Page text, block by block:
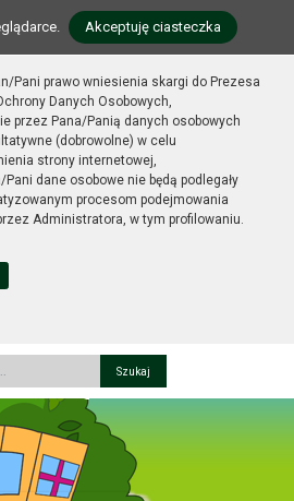
Akceptuję ciasteczka
Pani prawo wniesienia skargi do Prezesa
Danych Osobowych,
przez Pana/Panią danych osobowych
(dobrowolne) w celu
strony internetowej,
Pani dane osobowe nie będą podlegały
procesom podejmowania
Administratora, w tym profilowaniu.